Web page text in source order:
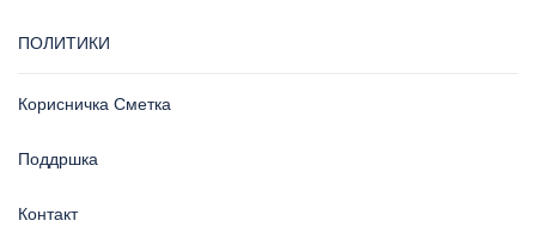
ПОЛИТИКИ
Корисничка Сметка
Поддршка
Контакт